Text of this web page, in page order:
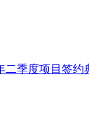
二季度项目签